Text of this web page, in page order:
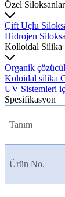
Özel Siloksanlar
Çift Uçlu
Hidrojen
Kolloidal Silika
Organik
Koloidal silika
UV Sistemleri
Spesifikasyon
Tanım
Ürün No.